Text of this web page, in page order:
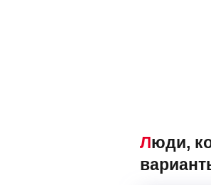
Люди, которые искали попутки Вильнюс – Гродно, также смотрели следующие